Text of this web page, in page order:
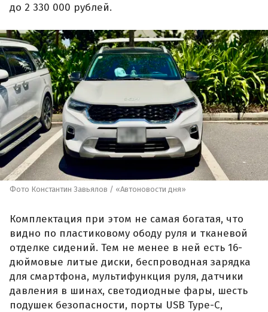
до 2 330 000 рублей.
Фото Константин Завьялов / «Автоновости дня»
Комплектация при этом не самая богатая, что
видно по пластиковому ободу руля и тканевой
отделке сидений. Тем не менее в ней есть 16-
дюймовые литые диски, беспроводная зарядка
для смартфона, мультифункция руля, датчики
давления в шинах, светодиодные фары, шесть
подушек безопасности, порты USB Type-C,